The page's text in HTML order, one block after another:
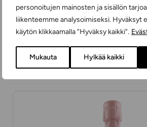
personoitujen mainosten ja sisällön
liikenteemme analysoimiseksi. Hyväksyt
käytön klikkaamalla ”Hyväksy kaikki”.
Mukauta Hylkää kaikki
Bernard-Massard Crémant